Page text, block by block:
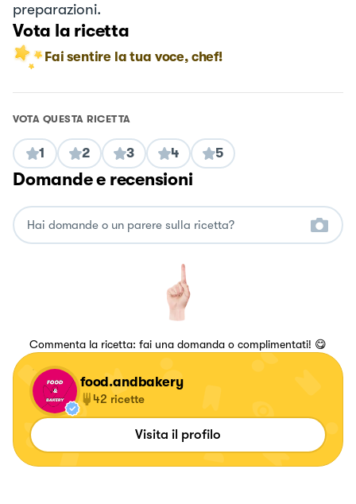
preparazioni.
Vota la ricetta
Fai sentire la tua voce, chef!
VOTA QUESTA RICETTA
1 2 3 4 5
Domande e recensioni
Commenta la ricetta: fai una domanda o complimentati! 😋
food.andbakery
42 ricette
Visita il profilo